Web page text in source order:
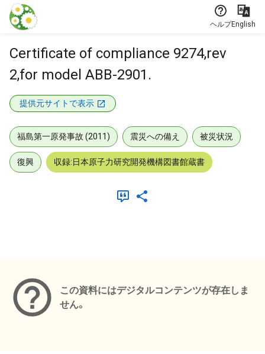
本文に飛ぶ
ヘルプEnglish
Certificate of compliance 9274,rev
2,for model ABB-2901.
提供元サイトで表示
福島第一原発事故 (2011) 震災への備え 被災状況
復興 収録:日本原子力研究開発機構図書館蔵書
この資料にはデジタルコンテンツが存在しま
せん。